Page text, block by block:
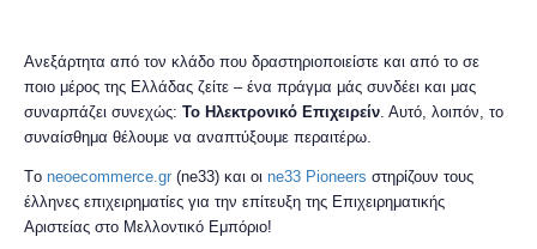
Ανεξάρτητα από τον κλάδο που δραστηριοποιείστε και από το σε
ποιο μέρος της Ελλάδας ζείτε – ένα πράγμα μάς συνδέει και μας
συναρπάζει συνεχώς: Το Ηλεκτρονικό Επιχειρείν . Αυτό, λοιπόν, το
συναίσθημα θέλουμε να αναπτύξουμε περαιτέρω.
Tο neoecommerce.gr (ne33) και οι ne33 Pioneers στηρίζουν τους
έλληνες επιχειρηματίες για την επίτευξη της Επιχειρηματικής
Αριστείας στο Μελλοντικό Εμπόριο!